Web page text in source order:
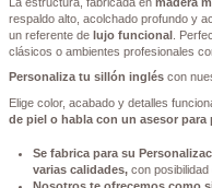
respaldo alto, acolchado profundo y
un referente delujo funcional .
clásicos o ambientes profesionales
Personaliza tu sillón inglés con
Elige color, acabado y detalles
de piel o habla con un asesor
Se fabrica para su
varias calidades,con
Nosotros te ofrecemos como